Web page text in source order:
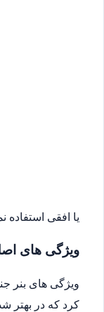
یا افقی استفاده
ویژگی های
ویژگی های بنر
کرد که در بهتر